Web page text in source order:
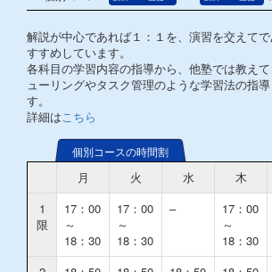
解説が中心であれば１：１を、演習を交えて
すすめしています。
各科目の学習内容の指導から、他塾では教え
ューリングやタスク管理のような学習法の指
す。
詳細はこちら
個別コースの時間割
月 火 水 木
1
限
17：00
～
18：30
17：00
～
18：30
–
17：00
～
18：30